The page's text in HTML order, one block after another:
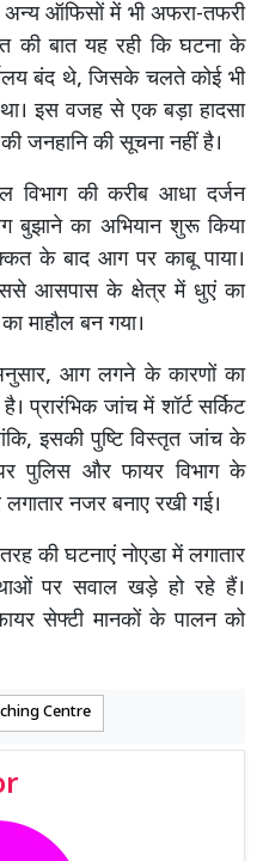
ऑफिसों में भी अफरा-तफरी
की बात यह रही कि घटना के
बंद थे, जिसके चलते कोई भी
था। इस वजह से एक बड़ा हादसा
जनहानि की सूचना नहीं है।
विभाग की करीब आधा दर्जन
बुझाने का अभियान शुरू किया
के बाद आग पर काबू पाया।
आसपास के क्षेत्र में धुएं का
माहौल बन गया।
आग लगने के कारणों का
प्रारंभिक जांच में शॉर्ट सर्किट
इसकी पुष्टि विस्तृत जांच के
पुलिस और फायर विभाग के
नजर बनाए रखी गई।
की घटनाएं नोएडा में लगातार
पर सवाल खड़े हो रहे हैं।
सेफ्टी मानकों के पालन को
Centre